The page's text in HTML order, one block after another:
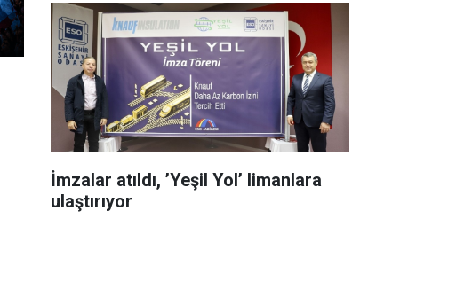
İmzalar atıldı, ’Yeşil Yol’ limanlara
ulaştırıyor